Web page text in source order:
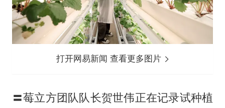
打开网易新闻 查看更多图片
〓莓立方团队队长贺世伟正在记录试种植